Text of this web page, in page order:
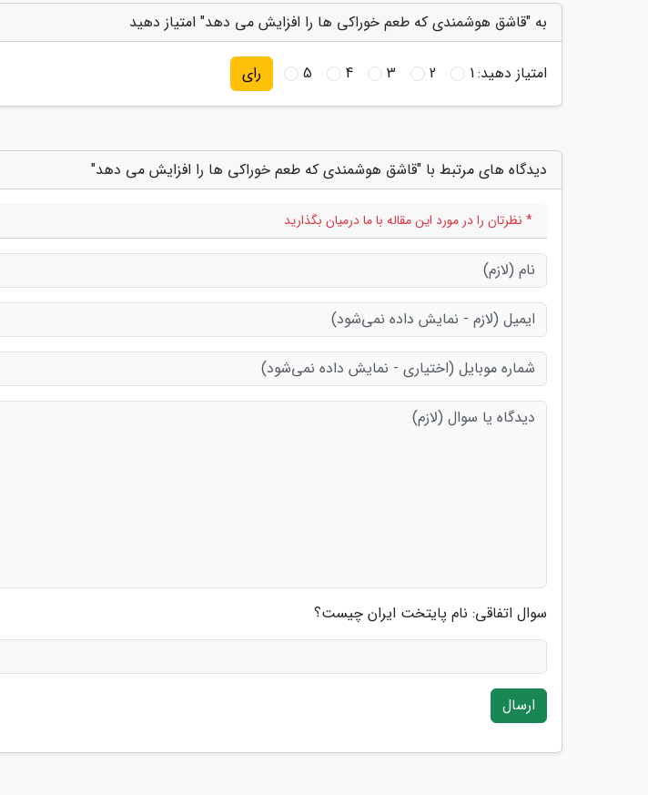
به "قاشق هوشمندی که طعم خوراکی ها را افزایش می دهد" امتیاز دهید
امتیاز دهید:1
2
3
4
5 رای
دیدگاه های مرتبط با "قاشق هوشمندی که طعم خوراکی ها را افزایش می دهد"
* نظرتان را در مورد این مقاله با ما درمیان بگذارید
سوال اتفاقی: نام پایتخت ایران چیست؟
ارسال